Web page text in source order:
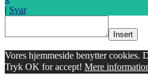
| Svar
Insert
Vores hjemmeside benytter cookies.
Tryk OK for accept! Mere